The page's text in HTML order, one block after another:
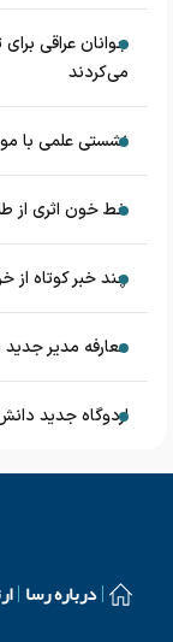
جوانان عراقی
می‌کردند
نشستی علمی با
خط خون اثری از
چند خبر کوتاه از
معارفه مدیر جدید
اردوگاه جدید
درباره رسا